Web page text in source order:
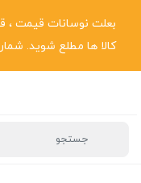
بعلت نوسانات قیمت ،
کالا ها مطلع شوید. شماره